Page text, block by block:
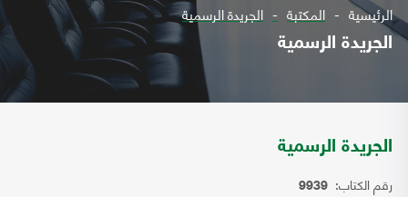
الرئيسية المكتبة الجريدة الرسمية
الجريدة الرسمية
الجريدة الرسمية
رقم الكتاب: 9939